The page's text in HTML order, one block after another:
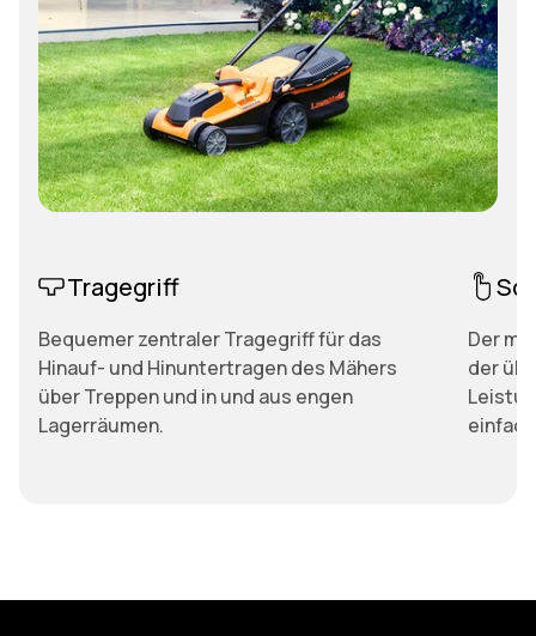
Tragegriff
Bequemer zentraler Tragegriff für das
Hinauf- und Hinuntertragen des Mähers
über Treppen und in und aus engen
Lagerräumen.
Der
der